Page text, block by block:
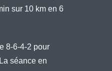
sur 10 km en 6
8-6-4-2 pour
La séance en